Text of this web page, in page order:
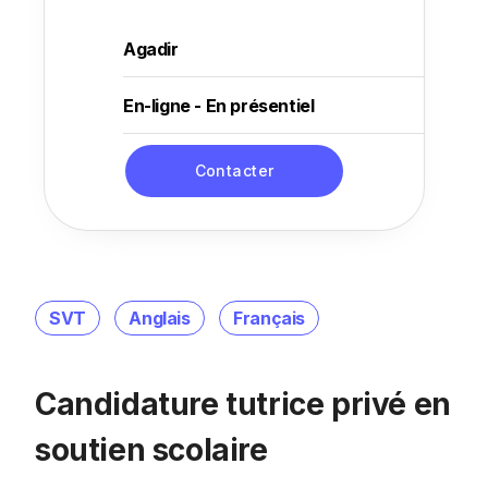
SVT Anglais Français
Candidature tutrice privé en
soutien scolaire
Agadir
En-ligne - En présentiel
Contacter